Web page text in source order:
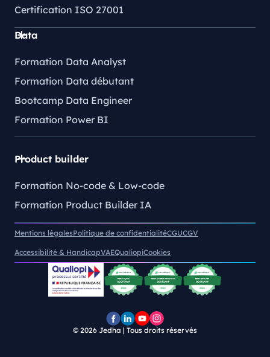
Certification ISO 27001
Data
Formation Data Analyst
Formation Data débutant
Bootcamp Data Engineer
Formation Power BI
Product builder
Formation No-code & Low-code
Formation Product Builder IA
Mentions légalesPolitique de confidentialitéCGUCGV
Accessibilité & HandicapVAEQualiopiCookies
PagePageChaîne
Pofil
© 2026 Jedha | Tous droits réservés